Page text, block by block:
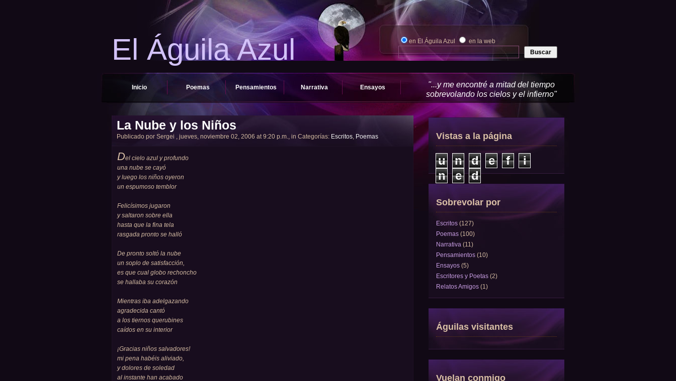
El Águila Azul en El Águila Azul en la web
Inicio Poemas Pensamientos Narrativa Ensayos
"...y me encontré a mitad del tiempo
sobrevolando los cielos y el infierno"
La Nube y los Niños
Publicado por Sergei , jueves, noviembre 02, 2006 at 9:20 p.m., in Categorías: Escritos, Poemas
Del cielo azul y profundo
una nube se cayó
y luego los niños oyeron
un espumoso temblor
Felicísimos jugaron
y saltaron sobre ella
hasta que la fina tela
rasgada pronto se halló
De pronto soltó la nube
un soplo de satisfacción,
es que cual globo rechoncho
se hallaba su corazón
Mientras iba adelgazando
agradecida cantó
a los tiernos querubines
caídos en su interior
¡Gracias niños salvadores!
mi pena habéis aliviado,
y dolores de soledad
al instante han acabado
Vistas a la página
u n d e f
i
n
e d
Sobrevolar por
Escritos (127)
Poemas (100)
Narrativa (11)
Pensamientos (10)
Ensayos (5)
Escritores y Poetas (2)
Relatos Amigos (1)
Águilas visitantes
Vuelan conmigo